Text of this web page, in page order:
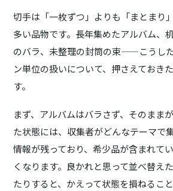
切手は「一枚ずつ」よりも「まとまり
多い品物です。長年集めたアルバム、
のバラ、未整理の封筒の束——こうし
ン単位の扱いについて、押さえておき
す。
まず、 アルバムはバラさず、そのまま
た状態には、収集者がどんなテーマで
情報が残っており、希少品が含まれて
くなります。良かれと思って並べ替え
たりすると、かえって状態を損ねること